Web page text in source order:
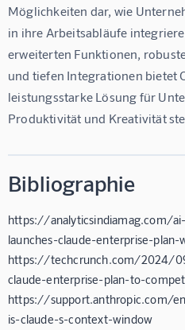
Möglichkeiten dar, wie
in ihre Arbeitsabläufe
erweiterten Funktionen,
und tiefen Integrationen bietet
leistungsstarke Lösung für
Produktivität und Kreativität
Bibliographie
https://analyticsindiamag.com/
launches-claude-enterprise-
https://techcrunch.com/2024/
claude-enterprise-plan-to-
https://support.anthropic.com/
is-claude-s-context-window